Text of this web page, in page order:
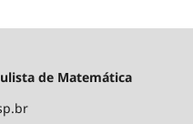
de Matemática